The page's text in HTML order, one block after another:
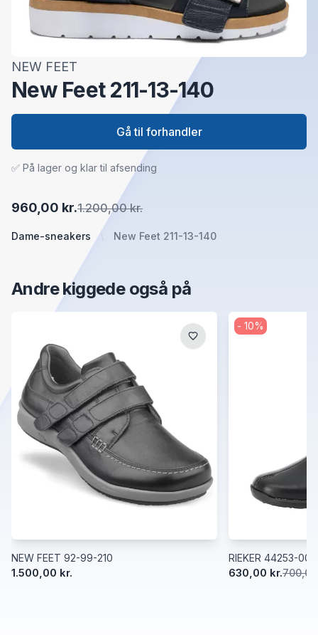
NEW FEET
New Feet 211-13-140
Dame-sneakers New Feet 211-13-140
960,00 kr.1.200,00 kr.
✅ På lager og klar til afsending
Gå til forhandler
Andre kiggede også på
NEW FEET 92-99-210
1.500,00 kr.
- 10%
RIEKER 44253-00
630,00 kr.